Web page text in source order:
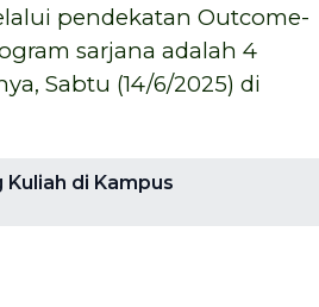
pendekatan Outcome-
sarjana adalah 4
Sabtu (14/6/2025) di
Kuliah di Kampus